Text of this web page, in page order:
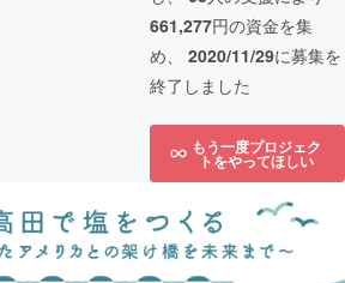
661,277円の資金を集
め、 2020/11/29に募集を
終了しました
もう一度プロジェク
トをやってほしい